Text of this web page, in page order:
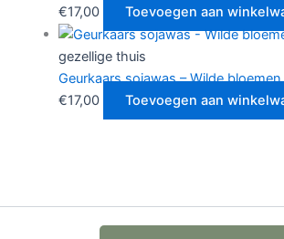
€17,00 Toevoegen aan
gezellige thuis
Geurkaars sojawas – Wilde bloemen
€17,00 Toevoegen aan